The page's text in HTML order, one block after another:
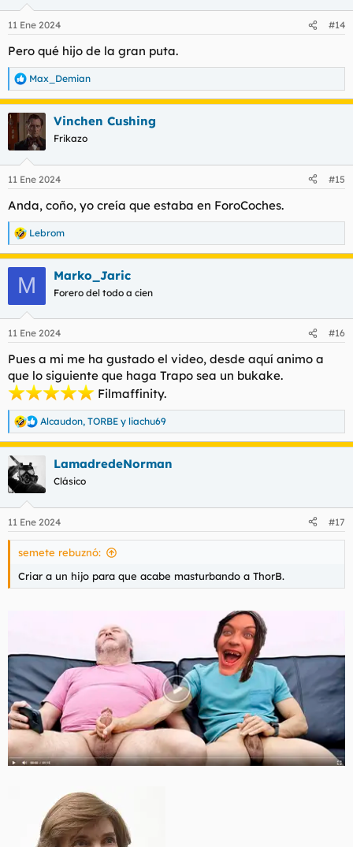
e
:
11 Ene 2024 #14
Pero qué hijo de la gran puta.
R
e
c
c
i
e
:
Max_Demian
Vinchen Cushing
Frikazo
11 Ene 2024 #15
Anda, coño, yo creía que estaba en ForoCoches.
R
e
a
e
:
Lebrom
M Marko_Jaric
Forero del todo a cien
11 Ene 2024 #16
Pues a mi me ha gustado el video, desde aquí animo a
que lo siguiente que haga Trapo sea un bukake.
️ Filmaffinity.
R
e
c
c
i
e
s
Alcaudon, TORBE y liachu69
LamadredeNorman
Clásico
11 Ene 2024 #17
semete rebuznó:
Criar a un hijo para que acabe masturbando a ThorB.